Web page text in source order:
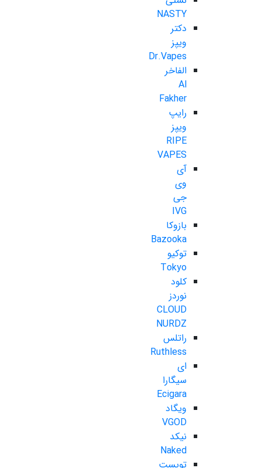
NASTY
دکتر
ویپز
Dr.Vapes
الفاخر
Al
Fakher
رایپ
ویپز
RIPE
VAPES
آی
وی
جی
IVG
بازوکا
Bazooka
توکیو
Tokyo
کلود
نوردز
CLOUD
NURDZ
راتلس
Ruthless
ای
سیگارا
Ecigara
ویگاد
VGOD
نیکد
Naked
تویست